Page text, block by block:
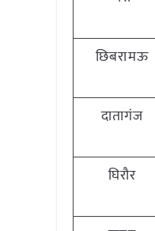
छिबरामऊ
दातागंज
घिरौर